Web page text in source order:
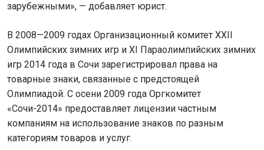
зарубежными», — добавляет юрист.
В 2008—2009 годах Организационный комитет XXII
Олимпийских зимних игр и XI Параолимпийских зимних
игр 2014 года в Сочи зарегистрировал права на
товарные знаки, связанные с предстоящей
Олимпиадой. С осени 2009 года Оргкомитет
«Сочи-2014» предоставляет лицензии частным
компаниям на использование знаков по разным
категориям товаров и услуг.